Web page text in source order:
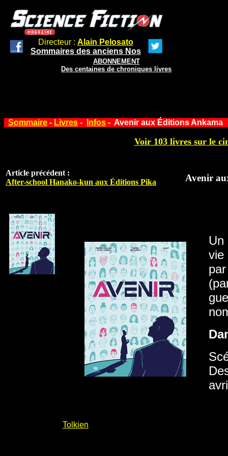
Directeur : Alain Pelosato
Sommaires des anciens Nos
ABONNEMENT
Des centaines de chroniques livres
Sommaire - Livres - Infos - Avenir aux Éditions Ankama
Voir 103 livres sur le
Article précédent :
After-school Hanako-kun aux Éditions Pika
Avenir
Un
vie
Tolkien